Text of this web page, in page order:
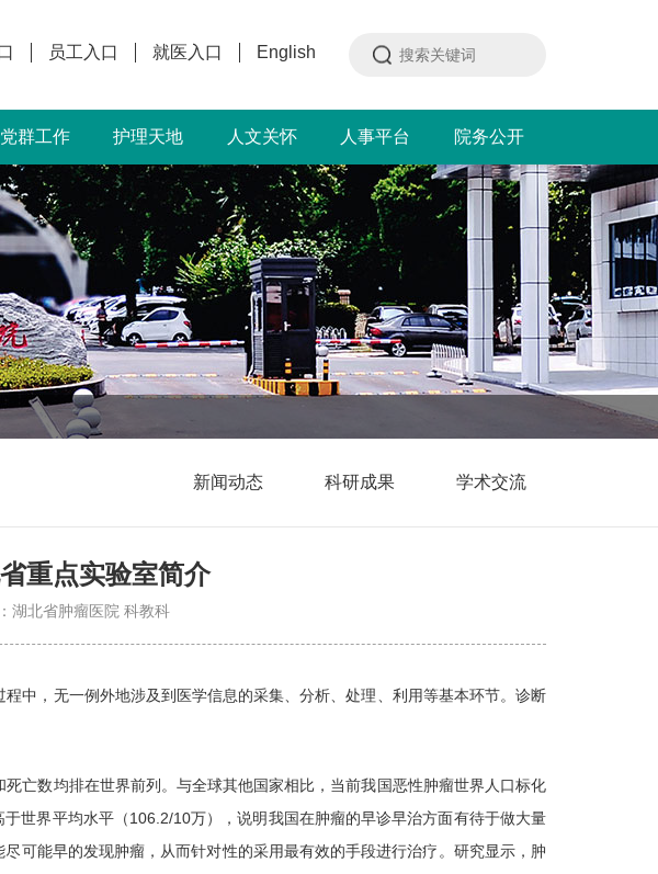
员工入口 就医入口 English
党群工作 护理天地 人文关怀 人事平台 院务公开
新闻动态 科研成果 学术交流
重点实验室简介
湖北省肿瘤医院 科教科
中，无一例外地涉及到医学信息的采集、分析、处理、利用等基本环节。诊断
亡数均排在世界前列。与全球其他国家相比，当前我国恶性肿瘤世界人口标化
世界平均水平（106.2/10万），说明我国在肿瘤的早诊早治方面有待于做大量
可能早的发现肿瘤，从而针对性的采用最有效的手段进行治疗。研究显示，肿